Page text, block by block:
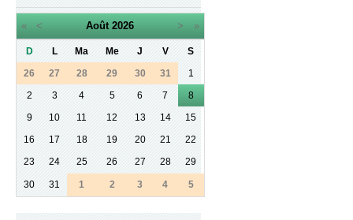
« < Août 2026 > »
D L Ma Me J V
S
26
27 28 29 30 31
1
2
3 4 5 6 7
8
9
10 11 12 13 14
15
16
17 18 19 20 21
22
23
24 25 26 27 28 29
30 31 1 2 3 4 5